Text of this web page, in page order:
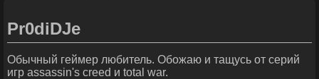
Pr0diDJe
Обычный геймер любитель. Обожаю и тащусь от серий
игр assassin's creed и total war.